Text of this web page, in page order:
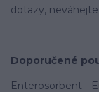
dotazy,
Doporučené
Enterosorbent -